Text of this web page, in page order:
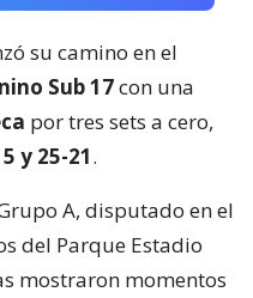
su camino en el
Sub 17con una
por tres sets a cero,
y 25-21.
A, disputado en el
del Parque Estadio
mostraron momentos